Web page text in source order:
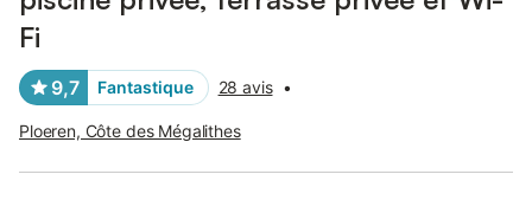
Fi
9,7 Fantastique 28 avis •
Ploeren, Côte des Mégalithes